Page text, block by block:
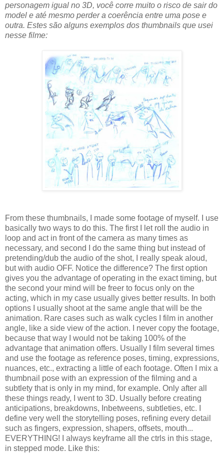
personagem igual no 3D, você corre muito o risco de sair do
model e até mesmo perder a coerência entre uma pose e
outra. Estes são alguns exemplos dos thumbnails que usei
nesse filme:
From these thumbnails, I made some footage of myself. I use
basically two ways to do this. The first I let roll the audio in
loop and act in front of the camera as many times as
necessary, and second I do the same thing but instead of
pretending/dub the audio of the shot, I really speak aloud,
but with audio OFF. Notice the difference? The first option
gives you the advantage of operating in the exact timing, but
the second your mind will be freer to focus only on the
acting, which in my case usually gives better results. In both
options I usually shoot at the same angle that will be the
animation. Rare cases such as walk cycles I film in another
angle, like a side view of the action. I never copy the footage,
because that way I would not be taking 100% of the
advantage that animation offers. Usually I film several times
and use the footage as reference poses, timing, expressions,
nuances, etc., extracting a little of each footage. Often I mix a
thumbnail pose with an expression of the filming and a
subtlety that is only in my mind, for example. Only after all
these things ready, I went to 3D. Usually before creating
anticipations, breakdowns, Inbetweens, subtleties, etc. I
define very well the storytelling poses, refining every detail
such as fingers, expression, shapers, offsets, mouth...
EVERYTHING! I always keyframe all the ctrls in this stage,
in stepped mode. Like this: